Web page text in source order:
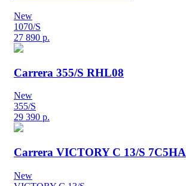
New
1070/S
27 890 р.
Carrera 355/S RHL08
New
355/S
29 390 р.
Carrera VICTORY C 13/S 7C5HA
New